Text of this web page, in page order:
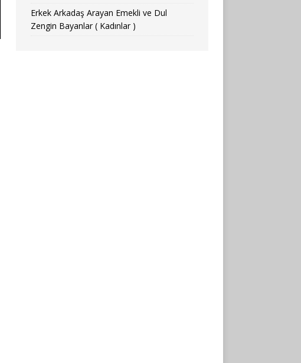
Erkek Arkadaş Arayan Emekli ve Dul
Zengin Bayanlar ( Kadınlar )